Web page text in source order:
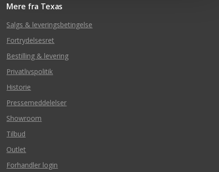
Mere fra Texas
Salgs & leveringsbetingelse
Fortrydelsesret
Bestilling & levering
Privatlivspolitik
Historie
Pressemeddelelser
Showroom
Tilbud
Outlet
Forhandler login